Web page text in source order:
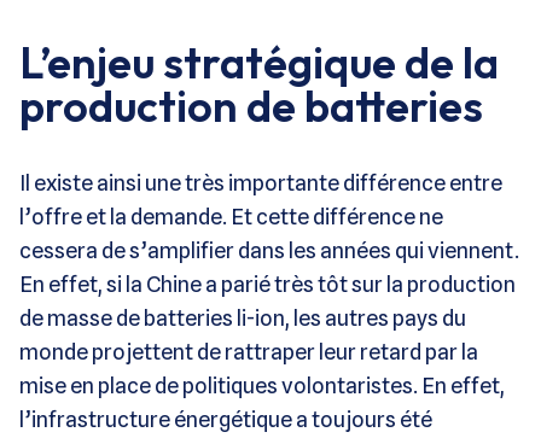
L’enjeu stratégique de la
production de batteries
Il existe ainsi une très importante différence entre
l’offre et la demande. Et cette différence ne
cessera de s’amplifier dans les années qui viennent.
En effet, si la Chine a parié très tôt sur la production
de masse de batteries li-ion, les autres pays du
monde projettent de rattraper leur retard par la
mise en place de politiques volontaristes. En effet,
l’infrastructure énergétique a toujours été